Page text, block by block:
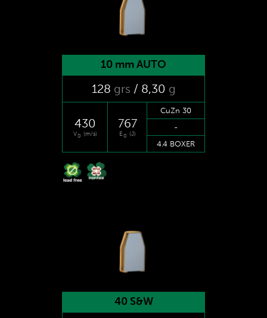
10 mm AUTO
128 grs / 8,30 g
430
V0 (m/s)
767
E0 (J)
CuZn 30
-
4.4 BOXER
40 S&W